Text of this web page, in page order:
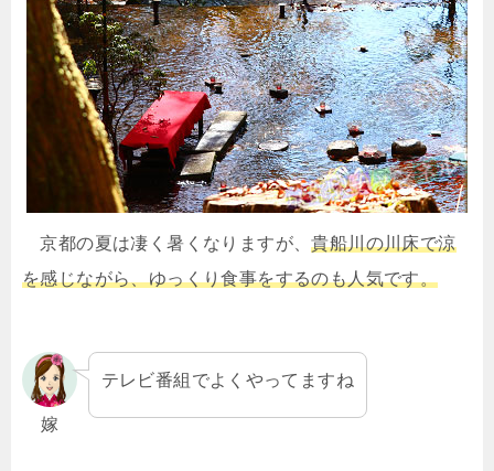
京都の夏は凄く暑くなりますが、貴船川の川床で涼
を感じながら、ゆっくり食事をするのも人気です。
嫁
テレビ番組でよくやってますね